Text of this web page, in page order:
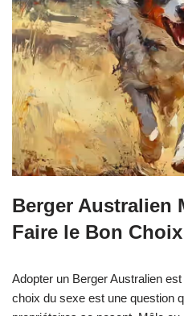
Berger Australien
Faire le Bon Choix
Adopter un Berger Australien
choix du sexe est une question